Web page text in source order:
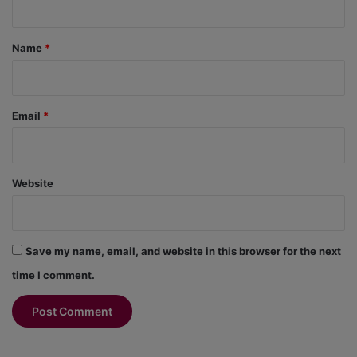
*
Name *
Email *
Website
Save my name, email, and website in this browser for the next
time I comment.